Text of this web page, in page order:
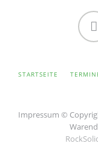
NAVIGATION
STARTSEITE
Impressum ©